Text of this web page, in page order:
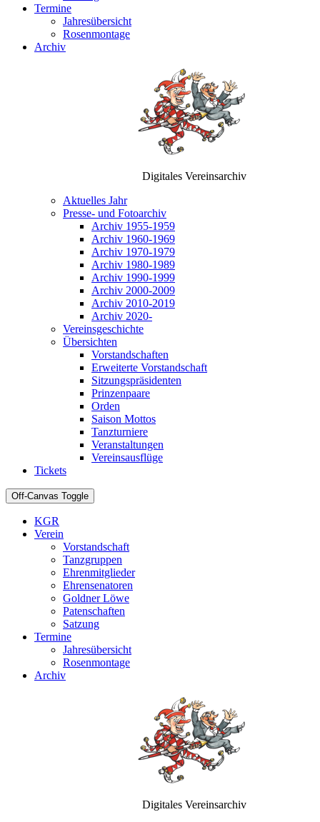
Termine
Jahresübersicht
Rosenmontage
Archiv
Digitales Vereinsarchiv
Aktuelles Jahr
Presse- und Fotoarchiv
Archiv 1955-1959
Archiv 1960-1969
Archiv 1970-1979
Archiv 1980-1989
Archiv 1990-1999
Archiv 2000-2009
Archiv 2010-2019
Archiv 2020-
Vereinsgeschichte
Übersichten
Vorstandschaften
Erweiterte Vorstandschaft
Sitzungspräsidenten
Prinzenpaare
Orden
Saison Mottos
Tanzturniere
Veranstaltungen
Vereinsausflüge
Tickets
Off-Canvas Toggle
KGR
Verein
Vorstandschaft
Tanzgruppen
Ehrenmitglieder
Ehrensenatoren
Goldner Löwe
Patenschaften
Satzung
Termine
Jahresübersicht
Rosenmontage
Archiv
Digitales Vereinsarchiv